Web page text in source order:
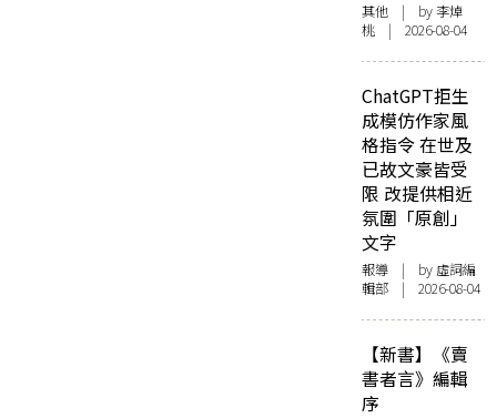
其他 | by 李焯
桃 | 2026-08-04
ChatGPT拒生
成模仿作家風
格指令 在世及
已故文豪皆受
限 改提供相近
氛圍「原創」
文字
報導 | by 虛詞編
輯部 | 2026-08-04
【新書】《賣
書者言》編輯
序